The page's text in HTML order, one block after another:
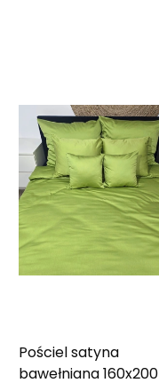
Pościel satyna
bawełniana 160x200